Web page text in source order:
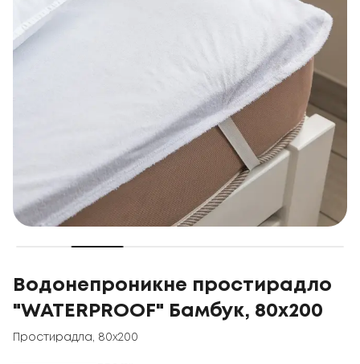
Водонепроникне простирадло
"WATERPROOF" Бамбук, 80x200
Простирадла 80x200